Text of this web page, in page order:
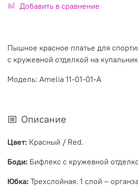
Добавить в сравнение
Пышное красное платье для
с кружевной отделкой на
Модель: Amelia 11-01-01-A
Описание
Цвет: Красный / Red.
Боди: Бифлекс с кружевной
Юбка: Трехслойная. 1 слой –